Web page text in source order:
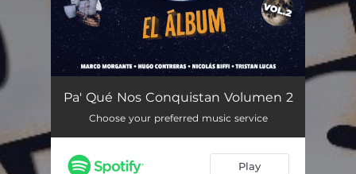
Nací en México, Crecí en Itália 02:01
No Aparento Mi Edad 02:24
Chistes de Tópico 02:03
Pa' Qué Nos Conquistan Volumen 2
Choose your preferred music service
Play